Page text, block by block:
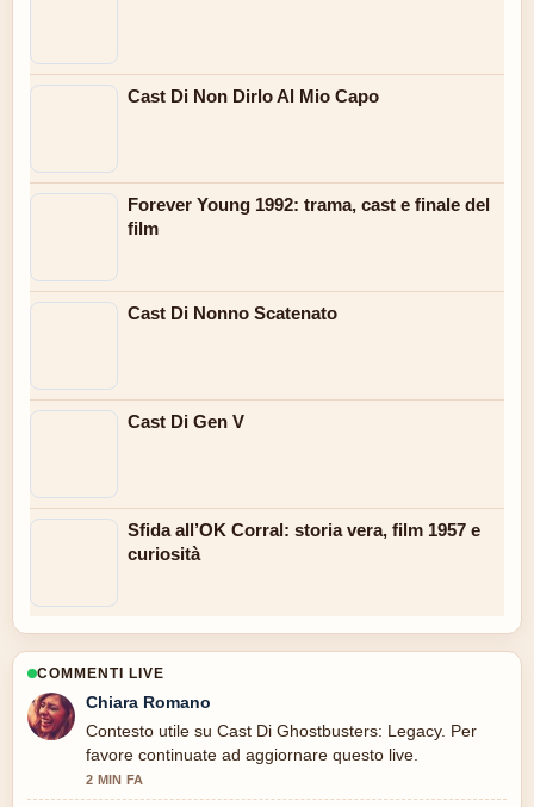
Cast Di Non Dirlo Al Mio Capo
Forever Young 1992: trama, cast e finale del
film
Cast Di Nonno Scatenato
Cast Di Gen V
Sfida all’OK Corral: storia vera, film 1957 e
curiosità
COMMENTI LIVE
Chiara Romano
Contesto utile su Cast Di Ghostbusters: Legacy. Per
favore continuate ad aggiornare questo live.
2 MIN FA